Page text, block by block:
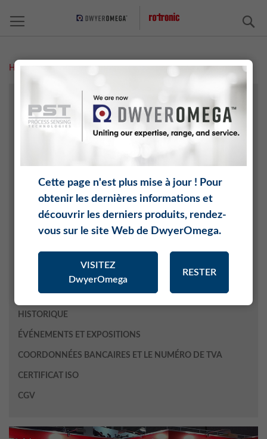
Home Événements et expositions
A PROPOS DE ROTRONIC
MÉDIAS
Archives des nouvelles
CARRIÈRE
Conseil de surveillance
Direction
Assurance Qualité
HISTORIQUE
ÉVÉNEMENTS ET EXPOSITIONS
COORDONNÉES BANCAIRES ET LE NUMÉRO DE TVA
CERTIFICAT ISO
CGV
Cette page n'est plus mise à jour ! Pour
obtenir les dernières informations et
découvrir les derniers produits, rendez-
vous sur le site Web de DwyerOmega.
VISITEZ
DwyerOmega
RESTER